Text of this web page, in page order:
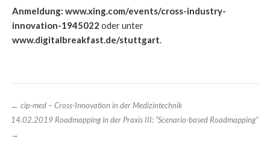
Anmeldung: www.xing.com/events/cross-industry-
innovation-1945022 oder unter
www.digitalbreakfast.de/stuttgart
← cip-med – Cross-Innovation in der Medizintechnik
14.02.2019 Roadmapping in der Praxis III: “Scenario-based Roadmapping”
→